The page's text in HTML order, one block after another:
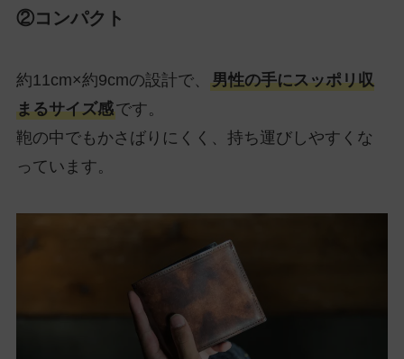
②コンパクト
約11cm×約9cmの設計で、 男性の手にスッポリ収
まるサイズ感です。
鞄の中でもかさばりにくく、持ち運びしやすくな
っています。